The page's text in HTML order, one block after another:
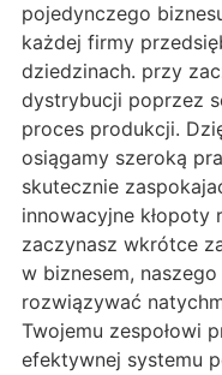
pojedynczego
każdej firmy
dziedzinach. przy
dystrybucji poprzez
proces produkcji.
osiągamy szeroką
skutecznie
innowacyjne
zaczynasz wkrótce
w biznesem,
rozwiązywać
Twojemu zespołowi
efektywnej systemu